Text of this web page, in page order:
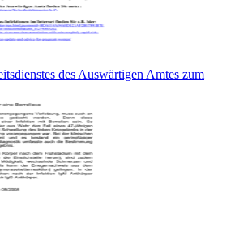
des Auswärtigen Amtes zum